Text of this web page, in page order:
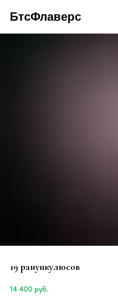
БтсФлаверс
19 ранункулюсов
14 400 руб.